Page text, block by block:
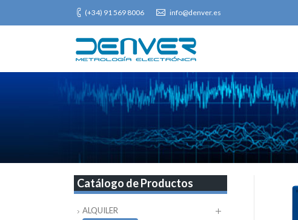
(+34) 91 569 8006 info@denver.es
Catálogo de Productos
ALQUILER